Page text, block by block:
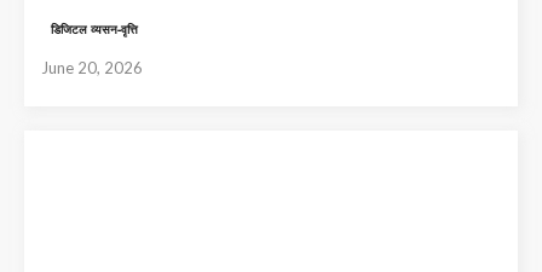
डिजिटल व्यसन-वृत्ति
June 20, 2026